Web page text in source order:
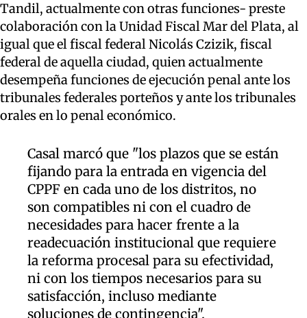
Tandil, actualmente con otras funciones- preste
colaboración con la Unidad Fiscal Mar del Plata, al
igual que el fiscal federal Nicolás Czizik, fiscal
federal de aquella ciudad, quien actualmente
desempeña funciones de ejecución penal ante los
tribunales federales porteños y ante los tribunales
orales en lo penal económico.
Casal marcó que "los plazos que se están
fijando para la entrada en vigencia del
CPPF en cada uno de los distritos, no
son compatibles ni con el cuadro de
necesidades para hacer frente a la
readecuación institucional que requiere
la reforma procesal para su efectividad,
ni con los tiempos necesarios para su
satisfacción, incluso mediante
soluciones de contingencia".